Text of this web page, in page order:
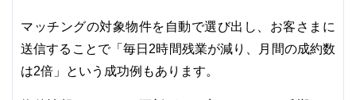
マッチングの対象物件を自動で選び出し、お客さまに
送信することで「毎日2時間残業が減り、月間の成約数
は2倍」という成功例もあります。